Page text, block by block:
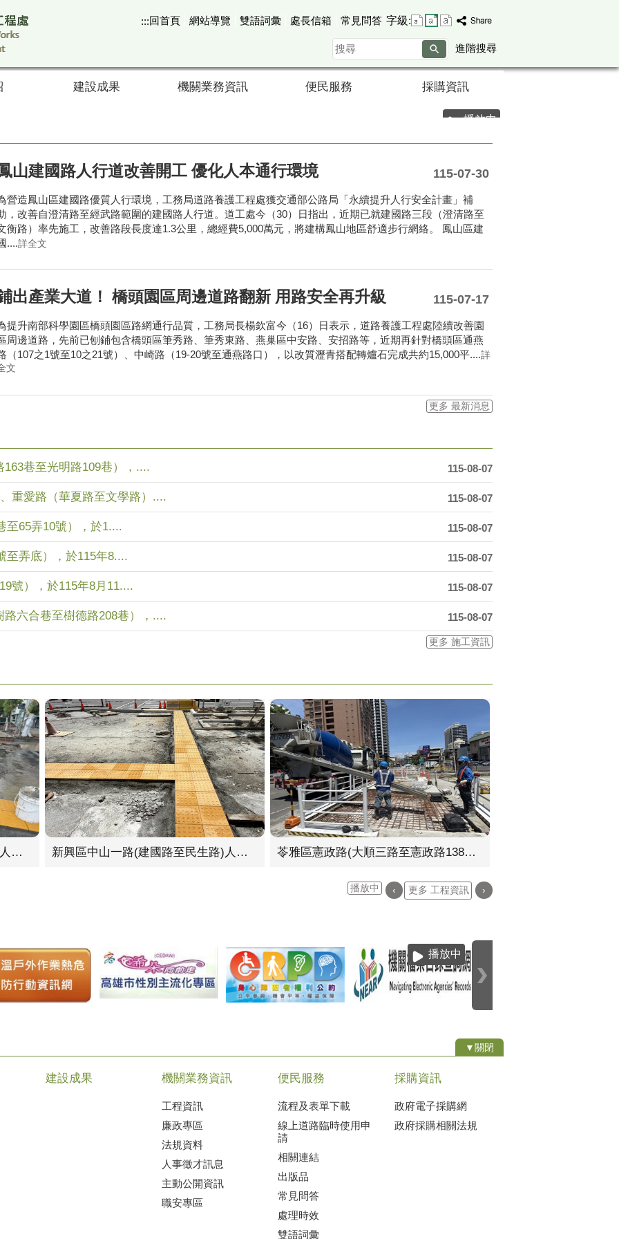
:::回首頁 網站導覽 雙語詞彙 處長信箱 常見問答 字級:
搜
尋
進階搜尋
建設成果 機關業務資訊 便民服務 採購資訊
播放中
山建國路人行道改善開工 優化人本通行環境 115-07-30
營造鳳山區建國路優質人行環境，工務局道路養護工程處獲交通部公路局「永續提升人行安全計畫」補
，改善自澄清路至經武路範圍的建國路人行道。道工處今（30）日指出，近期已就建國路三段（澄清路至
衡路）率先施工，改善路段長度達1.3公里，總經費5,000萬元，將建構鳳山地區舒適步行網絡。 鳳山區建
....詳全文
出產業大道！ 橋頭園區周邊道路翻新 用路安全再升級 115-07-17
提升南部科學園區橋頭園區路網通行品質，工務局長楊欽富今（16）日表示，道路養護工程處陸續改善園
周邊道路，先前已刨鋪包含橋頭區筆秀路、筆秀東路、燕巢區中安路、安招路等，近期再針對橋頭區通燕
（107之1號至10之21號）、中崎路（19-20號至通燕路口），以改質瀝青搭配轉爐石完成共約15,000平....詳
文
更多 最新消息
115-08-07
巷至光明路109巷），....
115-08-07
重愛路（華夏路至文學路）....
115-08-07
至65弄10號），於1....
115-08-07
至弄底），於115年8....
115-08-07
號），於115年8月11....
115-08-07
六合巷至樹德路208巷），....
更多 施工資訊
新興區中山一路(建國路至民生路)人行環境改善工程-六合路至民生路段(A) 新興區中山一路(建國路至民生路)人行環境改善工程-建國路至六合路段 苓雅區憲政路(大順三路至憲政路138巷)增設人行道改善工程(第一標)
播放中 ‹ 更多 工程資訊 ›
播放中
▼關閉
建設成果 機關業務資訊
工程資訊
廉政專區
法規資料
人事徵才訊息
主動公開資訊
職安專區
便民服務
流程及表單下載
線上道路臨時使用申
請
相關連結
出版品
常見問答
處理時效
雙語詞彙
採購資訊
政府電子採購網
政府採購相關法規